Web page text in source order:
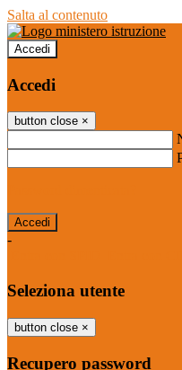
Salta al contenuto
Accedi
Accedi
button close ×
-
Seleziona utente
button close ×
Recupero password